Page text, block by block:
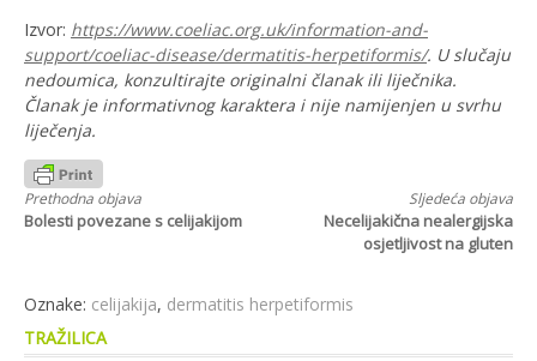
Izvor: https://www.coeliac.org.uk/information-and-
support/coeliac-disease/dermatitis-herpetiformis/. U slučaju
nedoumica, konzultirajte originalni članak ili liječnika.
Članak je informativnog karaktera i nije namijenjen u svrhu
liječenja.
Nastavi
čitanjem
Prethodna objava
Bolesti povezane s celijakijom
Sljedeća objava
Necelijakična nealergijska
osjetljivost na gluten
Oznake: celijakija, dermatitis herpetiformis
TRAŽILICA